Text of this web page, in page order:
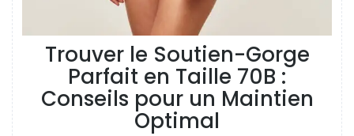
Trouver le Soutien-Gorge
Parfait en Taille 70B :
Conseils pour un Maintien
Optimal